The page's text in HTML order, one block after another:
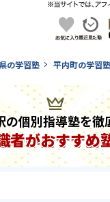
の学習塾 平内町の学習塾
の個別指導塾を徹
者がおすすめ